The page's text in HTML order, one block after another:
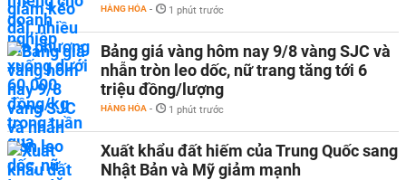
HÀNG HÓA - 1 phút trước
Bảng giá vàng hôm nay 9/8 vàng SJC và
nhẫn tròn leo dốc, nữ trang tăng tới 6
triệu đồng/lượng
HÀNG HÓA - 1 phút trước
Xuất khẩu đất hiếm của Trung Quốc sang
Nhật Bản và Mỹ giảm mạnh